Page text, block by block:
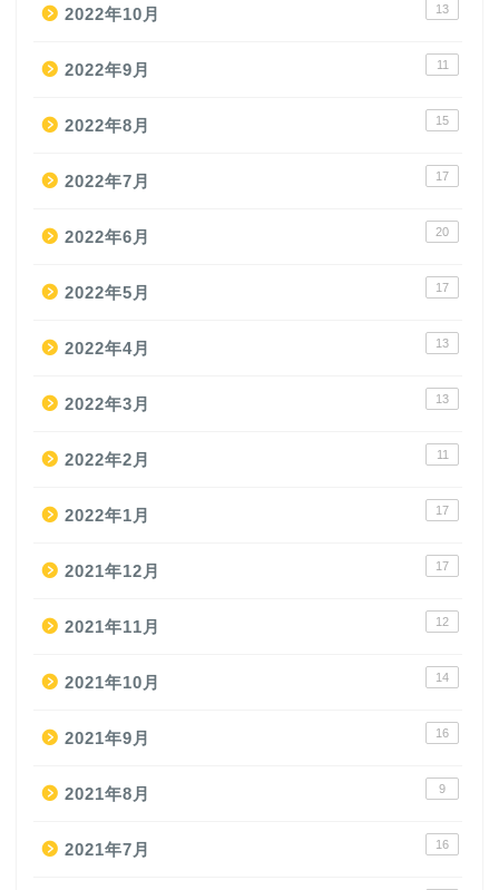
2022年10月 13
2022年9月 11
2022年8月 15
2022年7月 17
2022年6月 20
2022年5月 17
2022年4月 13
2022年3月 13
2022年2月 11
2022年1月 17
2021年12月 17
2021年11月 12
2021年10月 14
2021年9月 16
2021年8月 9
2021年7月 16